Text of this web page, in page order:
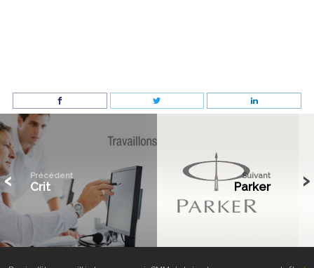
‹ Précédent
Crit ›
Suivant
Parker